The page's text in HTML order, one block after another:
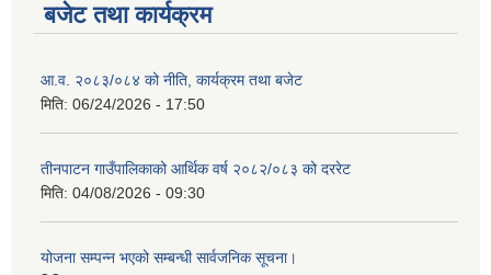
बजेट तथा कार्यक्रम
आ.व. २०८३/०८४ को नीति, कार्यक्रम तथा बजेट
मिति: 06/24/2026 - 17:50
तीनपाटन गाउँपालिकाको आर्थिक वर्ष २०८२/०८३ को दररेट
मिति: 04/08/2026 - 09:30
योजना सम्पन्न भएको सम्बन्धी सार्वजनिक सूचना।